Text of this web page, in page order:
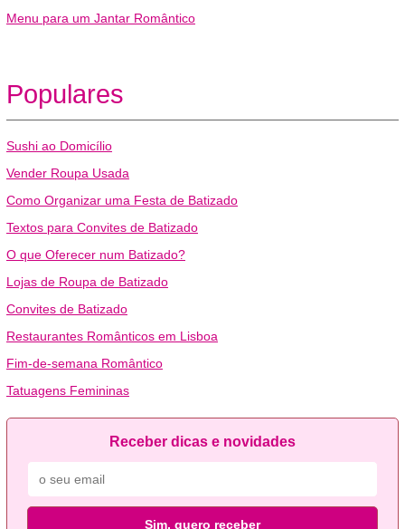
Menu para um Jantar Romântico
Populares
Sushi ao Domicílio
Vender Roupa Usada
Como Organizar uma Festa de Batizado
Textos para Convites de Batizado
O que Oferecer num Batizado?
Lojas de Roupa de Batizado
Convites de Batizado
Restaurantes Românticos em Lisboa
Fim-de-semana Romântico
Tatuagens Femininas
Receber dicas e novidades
Sim, quero receber